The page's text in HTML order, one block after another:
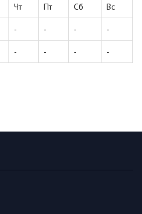
Чт Пт Сб Вс
- - - -
- - - -